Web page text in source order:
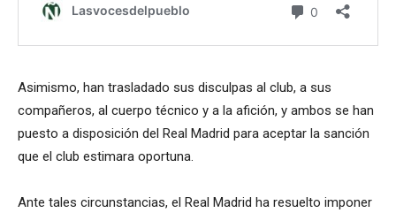
Asimismo, han trasladado sus disculpas al club, a sus
compañeros, al cuerpo técnico y a la afición, y ambos se han
puesto a disposición del Real Madrid para aceptar la sanción
que el club estimara oportuna.
Ante tales circunstancias, el Real Madrid ha resuelto imponer